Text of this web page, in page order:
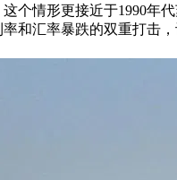
这个情形更接近于1990年
和汇率暴跌的双重打击